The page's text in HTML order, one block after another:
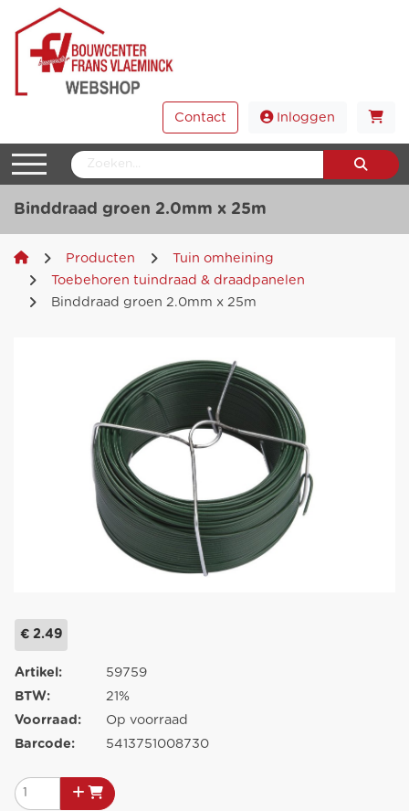
Contact Inloggen
Binddraad groen 2.0mm x 25m
Producten
Tuin omheining
Toebehoren tuindraad & draadpanelen
Binddraad groen 2.0mm x 25m
€ 2.49
Artikel:
59759
BTW:
21%
Voorraad:
Op voorraad
Barcode:
5413751008730